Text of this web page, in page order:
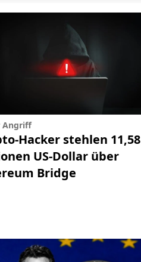
Angriff
Hacker stehlen 11,58
US-Dollar über
Bridge